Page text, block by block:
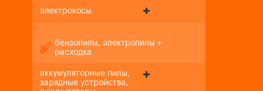
электрокосы
+-
бензопилы, электропилы +
расходка
аккумуляторные пилы,
зарядные устройства,